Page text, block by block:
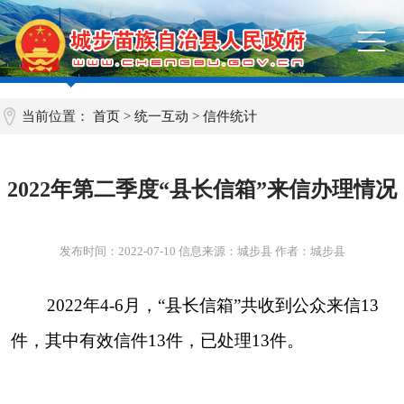
当前位置：首页 >统一互动 >信件统计
2022年第二季度“县长信箱”来信办理情况
发布时间： 2022-07-10 信息来源：城步县 作者：城步县
2022年4-6月，“县长信箱”共收到公众来信13
件，其中有效信件13件，已处理13件。